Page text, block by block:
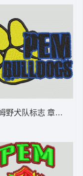
男
野犬队标志 章仔标志